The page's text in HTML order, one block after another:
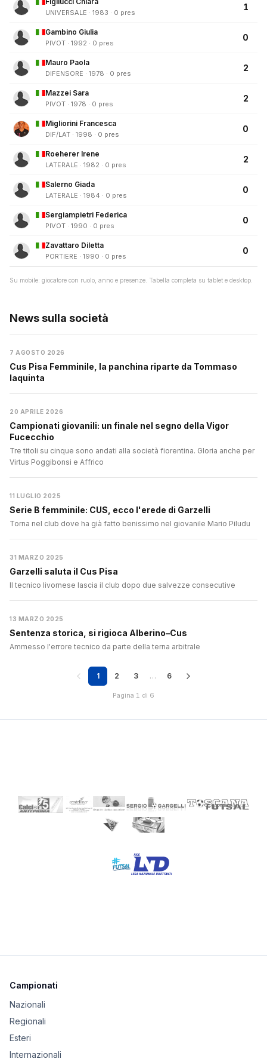
UNIVERSALE · 1983 · 0 pres
1
Gambino Giulia
PIVOT · 1992 · 0 pres
0
Mauro Paola
DIFENSORE · 1978 · 0 pres
2
Mazzei Sara
PIVOT · 1978 · 0 pres
2
Migliorini Francesca
DIF/LAT · 1998 · 0 pres
0
Roeherer Irene
LATERALE · 1982 · 0 pres
2
Salerno Giada
LATERALE · 1984 · 0 pres
0
Sergiampietri Federica
PIVOT · 1990 · 0 pres
0
Zavattaro Diletta
PORTIERE · 1990 · 0 pres
0
Su mobile: giocatore con ruolo, anno e presenze. Tabella completa su tablet e desktop.
News sulla società
7 AGOSTO 2026
Cus Pisa Femminile, la panchina riparte da Tommaso
Iaquinta
20 APRILE 2026
Campionati giovanili: un finale nel segno della Vigor
Fucecchio
Tre titoli su cinque sono andati alla società fiorentina. Gloria anche per
Virtus Poggibonsi e Affrico
11 LUGLIO 2025
Serie B femminile: CUS, ecco l'erede di Garzelli
Torna nel club dove ha già fatto benissimo nel giovanile Mario Piludu
31 MARZO 2025
Garzelli saluta il Cus Pisa
Il tecnico livornese lascia il club dopo due salvezze consecutive
13 MARZO 2025
Sentenza storica, si rigioca Alberino–Cus
Ammesso l'errore tecnico da parte della terna arbitrale
1 2 3 … 6
Pagina 1 di 6
Campionati
Nazionali
Regionali
Esteri
Internazionali